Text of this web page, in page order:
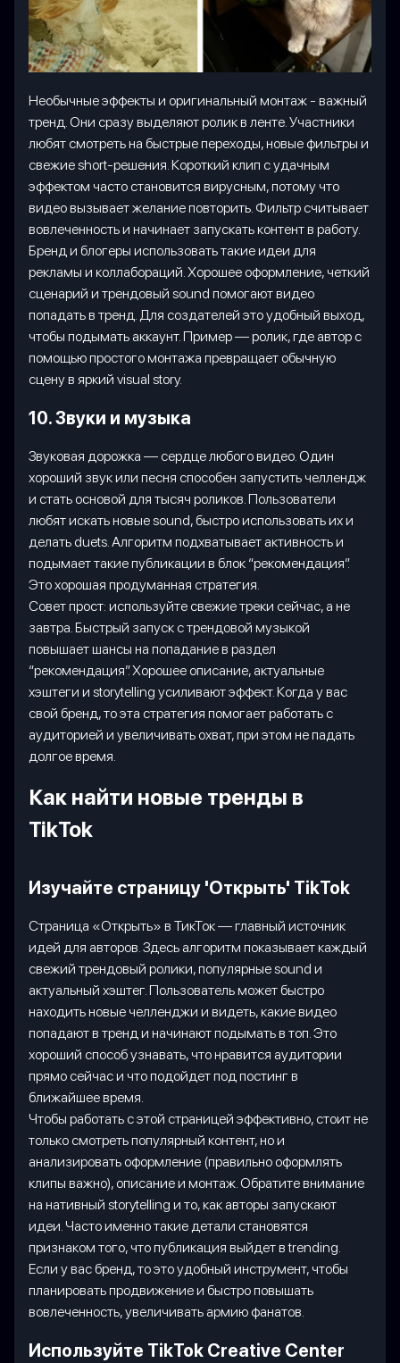
Необычные эффекты и оригинальный монтаж - важный
тренд. Они сразу выделяют ролик в ленте. Участники
любят смотреть на быстрые переходы, новые фильтры и
свежие short-решения. Короткий клип с удачным
эффектом часто становится вирусным, потому что
видео вызывает желание повторить. Фильтр считывает
вовлеченность и начинает запускать контент в работу.
Бренд и блогеры использовать такие идеи для
рекламы и коллабораций. Хорошее оформление, четкий
сценарий и трендовый sound помогают видео
попадать в тренд. Для создателей это удобный выход,
чтобы подымать аккаунт. Пример — ролик, где автор с
помощью простого монтажа превращает обычную
сцену в яркий visual story.
10. Звуки и музыка
Звуковая дорожка — сердце любого видео. Один
хороший звук или песня способен запустить челлендж
и стать основой для тысяч роликов. Пользователи
любят искать новые sound, быстро использовать их и
делать duets. Алгоритм подхватывает активность и
подымает такие публикации в блок “рекомендация”.
Это хорошая продуманная стратегия.
Совет прост: используйте свежие треки сейчас, а не
завтра. Быстрый запуск с трендовой музыкой
повышает шансы на попадание в раздел
“рекомендация”. Хорошее описание, актуальные
хэштеги и storytelling усиливают эффект. Когда у вас
свой бренд, то эта стратегия помогает работать с
аудиторией и увеличивать охват, при этом не падать
долгое время.
Как найти новые тренды в
TikTok
Изучайте страницу 'Открыть' TikTok
Страница «Открыть» в ТикТок — главный источник
идей для авторов. Здесь алгоритм показывает каждый
свежий трендовый ролики, популярные sound и
актуальный хэштег. Пользователь может быстро
находить новые челленджи и видеть, какие видео
попадают в тренд и начинают подымать в топ. Это
хороший способ узнавать, что нравится аудитории
прямо сейчас и что подойдет под постинг в
ближайшее время.
Чтобы работать с этой страницей эффективно, стоит не
только смотреть популярный контент, но и
анализировать оформление (правильно оформлять
клипы важно), описание и монтаж. Обратите внимание
на нативный storytelling и то, как авторы запускают
идеи. Часто именно такие детали становятся
признаком того, что публикация выйдет в trending.
Если у вас бренд, то это удобный инструмент, чтобы
планировать продвижение и быстро повышать
вовлеченность, увеличивать армию фанатов.
Используйте TikTok Creative Center